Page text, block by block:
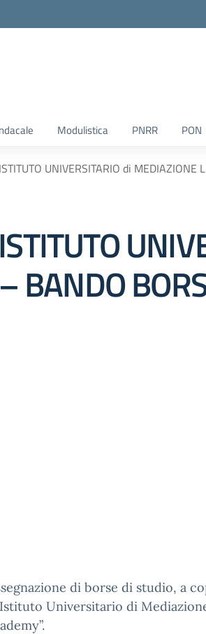
Modulistica PNRR PON
UNIVERSITARIO di MEDIAZIONE
BANDO
di borse di studio, a
Universitario di